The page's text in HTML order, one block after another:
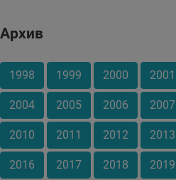
Архив
1998 1999 2000 2001
2004 2005 2006 2007
2010 2011 2012 2013
2016 2017 2018 2019